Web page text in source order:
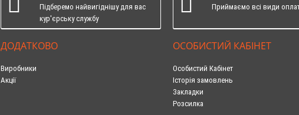
Підберемо найвигіднішу для вас
кур'єрську службу
Приймаємо всі види
ДОДАТКОВО
Виробники
Акції
ОСОБИСТИЙ КАБІНЕТ
Особистий Кабінет
Історія замовлень
Закладки
Розсилка